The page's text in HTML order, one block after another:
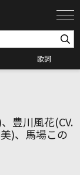
歌詞
豊川風花(CV.
)、馬場この